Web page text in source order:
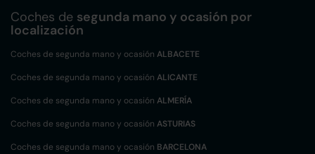
Coches de segunda mano y ocasión por
localización
Coches de segunda mano y ocasión ALBACETE
Coches de segunda mano y ocasión ALICANTE
Coches de segunda mano y ocasión ALMERÍA
Coches de segunda mano y ocasión ASTURIAS
Coches de segunda mano y ocasión BARCELONA